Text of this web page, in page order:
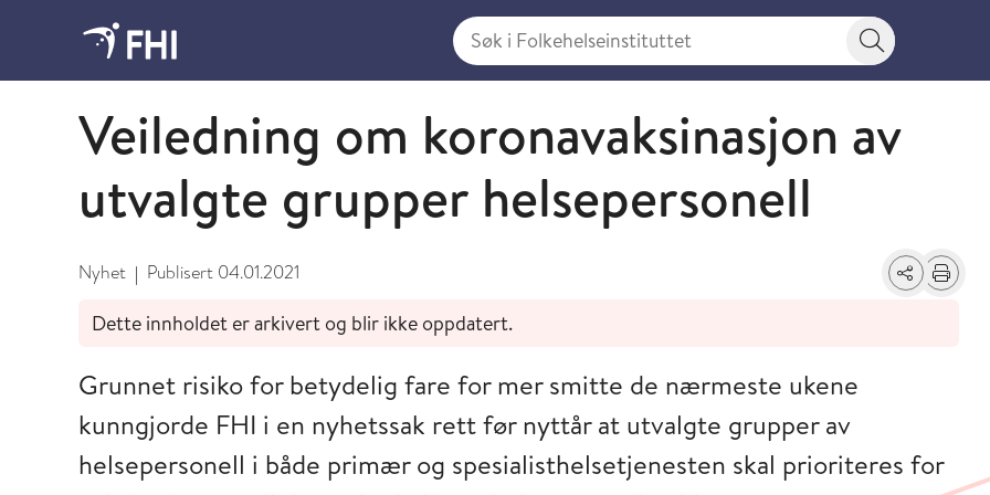
Søk i Folkehelseinstituttet
Søkeknapp
Januar
Veiledning om koronavaksinasjon av
utvalgte grupper helsepersonell
Nyhet | Publisert 04.01.2021 Del Skriv ut
Dette innholdet er arkivert og blir ikke oppdatert.
Grunnet risiko for betydelig fare for mer smitte de nærmeste ukene
kunngjorde FHI i en nyhetssak rett før nyttår at utvalgte grupper av
helsepersonell i både primær og spesialisthelsetjenesten skal prioriteres for